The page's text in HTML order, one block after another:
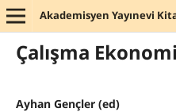
Akademisyen Yayınevi
Çalışma
Ayhan Gençler (ed)